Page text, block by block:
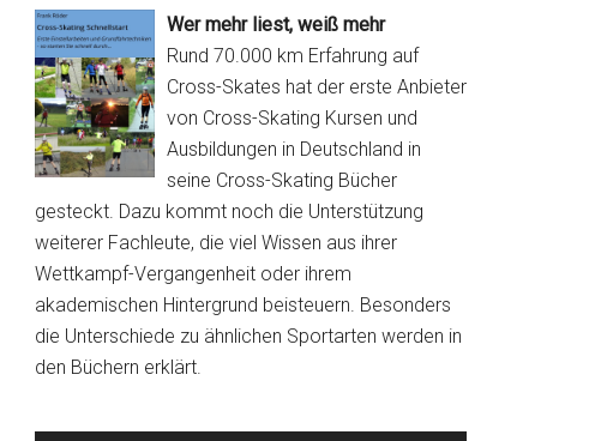
Wer mehr liest, weiß mehr
Rund 70.000 km Erfahrung auf
Cross-Skates hat der erste Anbieter
von Cross-Skating Kursen und
Ausbildungen in Deutschland in
seine Cross-Skating Bücher
gesteckt. Dazu kommt noch die Unterstützung
weiterer Fachleute, die viel Wissen aus ihrer
Wettkampf-Vergangenheit oder ihrem
akademischen Hintergrund beisteuern. Besonders
die Unterschiede zu ähnlichen Sportarten werden in
den Büchern erklärt.